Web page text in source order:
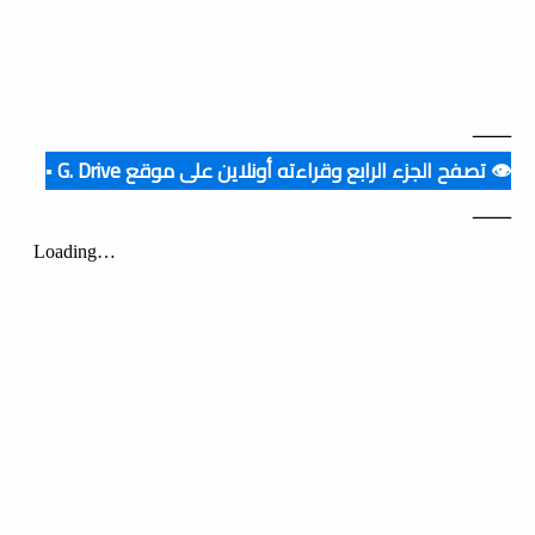
ــــــــ
👁️ تصفح الجزء الرابع وقراءته أونلاين على موقع G. Drive ▪️
ــــــــ